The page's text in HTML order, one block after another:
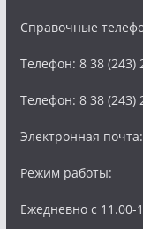
Справочные
Телефон: 8 38 (243)
Телефон: 8 38 (243)
Электронная
Режим работы:
Ежедневно с 11.00-